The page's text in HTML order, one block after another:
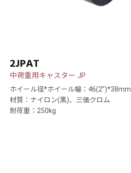
2JPAT
中荷重用キャスター JP
ホイール径*ホイール幅：46(2”)*38mm
材質：ナイロン(黒)、三価クロム
耐荷重：250kg